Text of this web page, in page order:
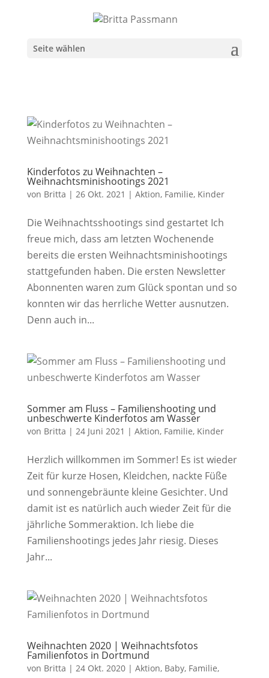
Seite wählen
Kinderfotos zu Weihnachten –
Weihnachtsminishootings 2021
von Britta | 26 Okt. 2021 | Aktion, Familie, Kinder
Die Weihnachtsshootings sind gestartet Ich
freue mich, dass am letzten Wochenende
bereits die ersten Weihnachtsminishootings
stattgefunden haben. Die ersten Newsletter
Abonnenten waren zum Glück spontan und so
konnten wir das herrliche Wetter ausnutzen.
Denn auch in...
Sommer am Fluss – Familienshooting und
unbeschwerte Kinderfotos am Wasser
von Britta | 24 Juni 2021 | Aktion, Familie, Kinder
Herzlich willkommen im Sommer! Es ist wieder
Zeit für kurze Hosen, Kleidchen, nackte Füße
und sonnengebräunte kleine Gesichter. Und
damit ist es natürlich auch wieder Zeit für die
jährliche Sommeraktion. Ich liebe die
Familienshootings jedes Jahr riesig. Dieses
Jahr...
Weihnachten 2020 | Weihnachtsfotos
Familienfotos in Dortmund
von Britta | 24 Okt. 2020| Aktion, Baby, Familie,